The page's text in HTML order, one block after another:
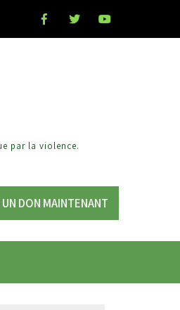
par la violence.
UN DON MAINTENANT